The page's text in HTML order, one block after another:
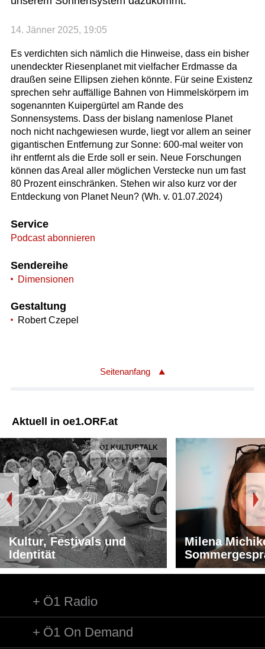
14. Jänner 2025, 19:05
Es verdichten sich nämlich die Hinweise, dass ein bisher
unendeckter Riesenplanet mit vielfacher Erdmasse da
draußen seine Ellipsen ziehen könnte. Für seine Existenz
sprechen sehr auffällige Bahnen von Himmelskörpern im
sogenannten Kuipergürtel am Rande des
Sonnensystems. Dass der bislang namenlose Planet
noch nicht nachgewiesen wurde, liegt vor allem an seiner
gigantischen Entfernung zur Sonne: 600-mal weiter von
ihr entfernt als die Erde soll er sein. Neue Forschungen
können das Areal aller möglichen Verstecke nun um fast
80 Prozent einschränken. Stehen wir also kurz vor der
Entdeckung von Planet Neun? (Wh. v. 01.07.2024)
Service
Podcast abonnieren
Sendereihe
Dimensionen
Gestaltung
Robert Czepel
Seitenanfang
Aktuell in oe1.ORF.at
Ö1 KULTURTALK
Kultur, Festivals und
Identität
Milena
Ö1 Radio
Ö1 On Demand